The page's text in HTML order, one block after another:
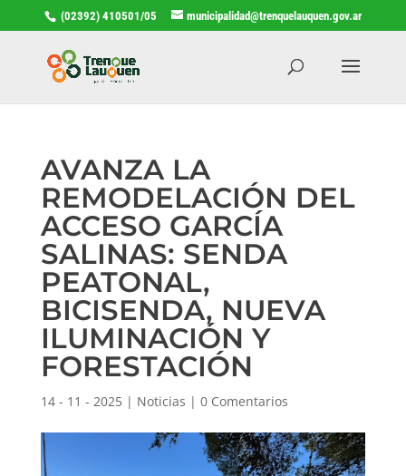
(02392) 410501/05 municipalidad@trenquelauquen.gov.ar
AVANZA LA
REMODELACIÓN DEL
ACCESO GARCÍA
SALINAS: SENDA
PEATONAL,
BICISENDA, NUEVA
ILUMINACIÓN Y
FORESTACIÓN
14 - 11 - 2025| Noticias | 0 Comentarios